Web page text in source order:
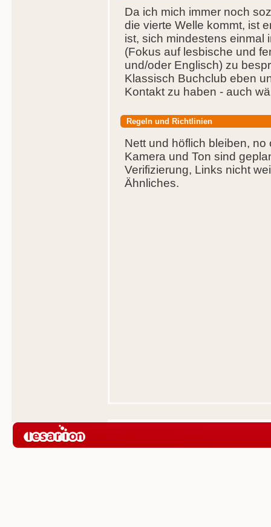
Da ich mich immer noch
die vierte Welle kommt, ist
ist, sich mindestens einmal
(Fokus auf lesbische und
und/oder Englisch) zu
Klassisch Buchclub eben
Kontakt zu haben - auch
Regeln und Richtlinien
Nett und höflich bleiben, no
Kamera und Ton sind
Verifizierung, Links nicht
Ähnliches.